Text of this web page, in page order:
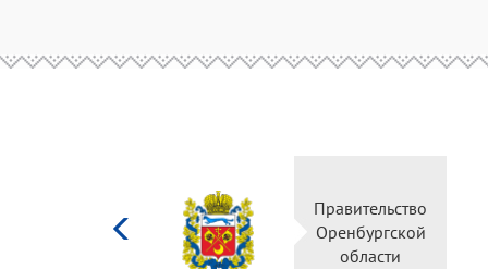
культуры
Российской
Правительство
Оренбургской
области